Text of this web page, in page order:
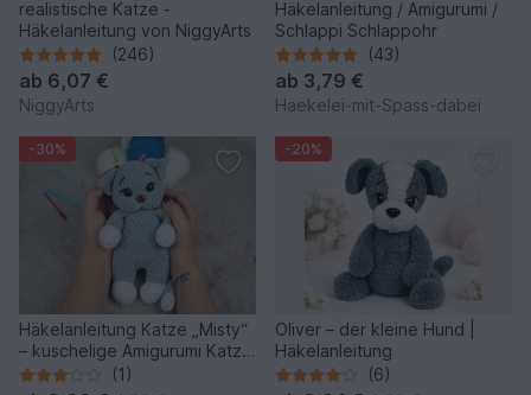
realistische Katze -
Häkelanleitung von NiggyArts
(246)
ab 6,07 €
NiggyArts
Häkelanleitung / Amigurumi /
Schlappi Schlappohr
(43)
ab 3,79 €
Haekelei-mit-Spass-dabei
-30%
Häkelanleitung Katze „Misty“
– kuschelige Amigurumi Katze
aus Chenillegarn
(1)
-20%
Oliver – der kleine Hund |
Häkelanleitung
(6)